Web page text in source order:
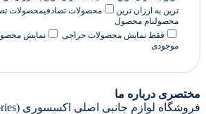
ترین به ارزان ترین
محصولات تصادفیمحصولات
محصولنام محصول
فقط نمایش محصولات حراجی
نمایش
موجودی
مختصری درباره ما